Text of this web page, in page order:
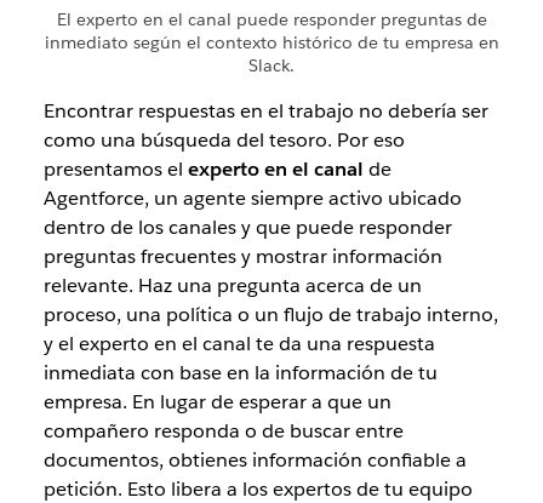
El experto en el canal puede responder preguntas de
inmediato según el contexto histórico de tu empresa en
Slack.
Encontrar respuestas en el trabajo no debería ser
como una búsqueda del tesoro. Por eso
presentamos el experto en el canal de
Agentforce, un agente siempre activo ubicado
dentro de los canales y que puede responder
preguntas frecuentes y mostrar información
relevante. Haz una pregunta acerca de un
proceso, una política o un flujo de trabajo interno,
y el experto en el canal te da una respuesta
inmediata con base en la información de tu
empresa. En lugar de esperar a que un
compañero responda o de buscar entre
documentos, obtienes información confiable a
petición. Esto libera a los expertos de tu equipo